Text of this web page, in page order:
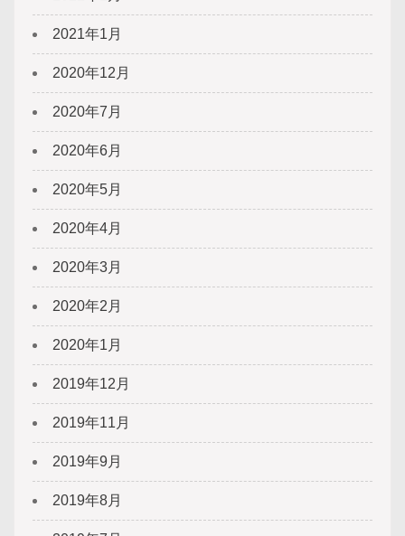
2021年1月
2020年12月
2020年7月
2020年6月
2020年5月
2020年4月
2020年3月
2020年2月
2020年1月
2019年12月
2019年11月
2019年9月
2019年8月